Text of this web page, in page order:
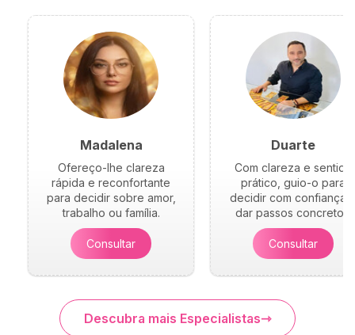
Madalena
Ofereço-lhe clareza
rápida e reconfortante
para decidir sobre amor,
trabalho ou família.
Consultar
Duarte
Com clareza e sentido
prático, guio-o para
decidir com confiança
dar passos concretos.
Consultar
Descubra mais Especialistas